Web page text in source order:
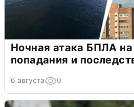
Ночная атака БПЛА
попадания и
6 августа 0